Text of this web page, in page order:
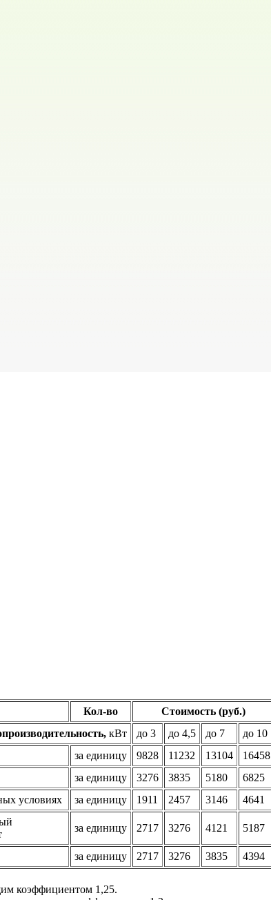
Кол-во
Стоимость (руб.)
кВт до 3 до 4,5 до 7
до 10
за единицу 9828 11232 13104
16458
за единицу 3276 3835 5180 6825
условиях за единицу 1911 2457 3146
4641
за единицу 2717 3276 4121 5187
за единицу 2717 3276 3835 4394
коэффициентом 1,25.